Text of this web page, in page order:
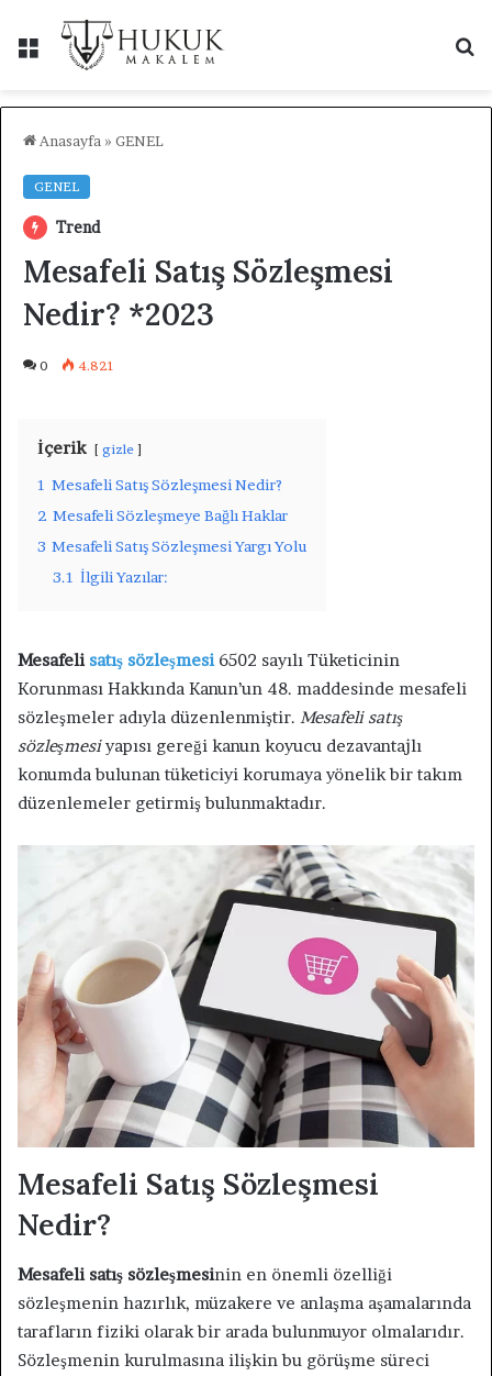
Menü
...
Anasayfa » GENEL
GENEL
Trend
Mesafeli Satış Sözleşmesi
Nedir? *2023
0 4.821
İçerik gizle
1 Mesafeli Satış Sözleşmesi Nedir?
2 Mesafeli Sözleşmeye Bağlı Haklar
3 Mesafeli Satış Sözleşmesi Yargı Yolu
3.1 İlgili Yazılar:
Mesafeli satış sözleşmesi 6502 sayılı Tüketicinin
Korunması Hakkında Kanun’un 48. maddesinde mesafeli
sözleşmeler adıyla düzenlenmiştir. Mesafeli satış
sözleşmesiyapısı gereği kanun koyucu dezavantajlı
konumda bulunan tüketiciyi korumaya yönelik bir takım
düzenlemeler getirmiş bulunmaktadır.
Mesafeli Satış Sözleşmesi
Nedir?
Mesafeli satış sözleşmesinin en önemli özelliği
sözleşmenin hazırlık, müzakere ve anlaşma aşamalarında
tarafların fiziki olarak bir arada bulunmuyor olmalarıdır.
Sözleşmenin kurulmasına ilişkin bu görüşme süreci